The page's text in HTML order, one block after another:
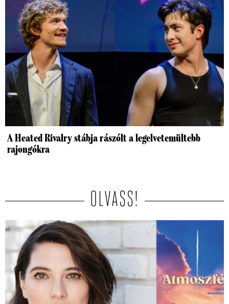
A Heated Rivalry stábja rászólt a legelvetemültebb
rajongókra
OLVASS!